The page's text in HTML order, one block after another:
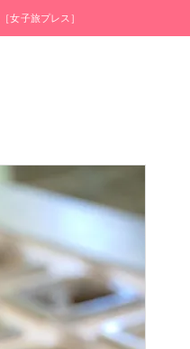
女子旅プレス］